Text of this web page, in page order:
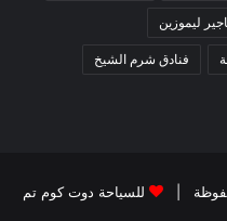
ليموزين
فنادق شرم الشيخ
للسياحة دوت كوم تم